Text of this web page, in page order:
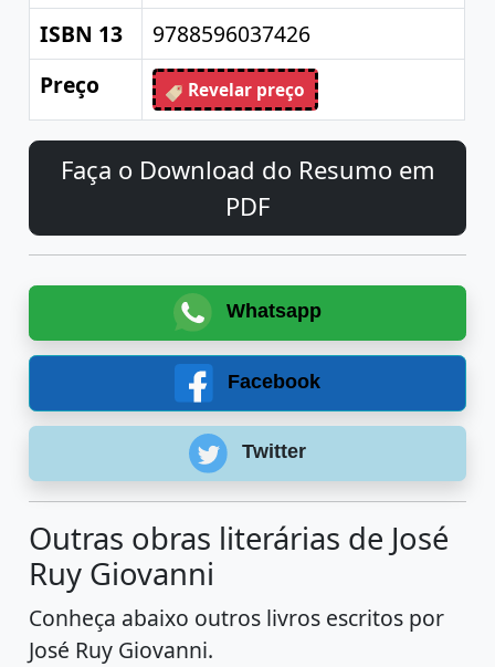
ISBN 13
9788596037426
Preço
Revelar preço
Faça o Download do Resumo em
PDF
Whatsapp
Facebook
Twitter
Outras obras literárias de José
Ruy Giovanni
Conheça abaixo outros livros escritos por
José Ruy Giovanni.